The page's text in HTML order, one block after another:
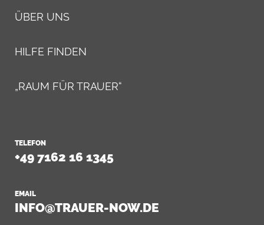
ÜBER UNS
HILFE FINDEN
„RAUM FÜR TRAUER“
TELEFON
+49 7162 16 1345
EMAIL
INFO@TRAUER-NOW.DE